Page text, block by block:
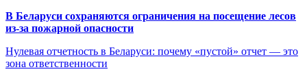
В Беларуси сохраняются ограничения на посещение лесов
из-за пожарной опасности
Нулевая отчетность в Беларуси: почему «пустой» отчет — это
зона ответственности